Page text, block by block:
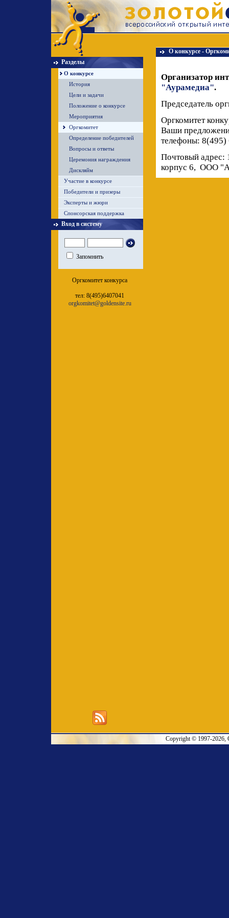
Разделы
О конкурсе
История
Цели и задачи
Положение о конкурсе
Мероприятия
Оргкомитет
Определение победителей
Вопросы и ответы
Церемония награждения
Дискляйм
Участие в конкурсе
Победители и призеры
Эксперты и жюри
Спонсорская поддержка
Вход в систему
Запомнить
Оргкомитет конкурса
тел: 8(495)6407041
orgkomitet@goldensite.ru
О конкурсе -
Организатор ин
"Аурамедиа".
Председатель
Оргкомитет
Ваши
телефоны: 8(495)
Почтовый адрес:
корпус 6, ООО
Copyright © 1997-